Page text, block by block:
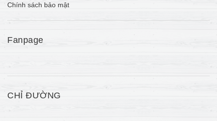
Chính sách bảo mật
Fanpage
CHỈ ĐƯỜNG